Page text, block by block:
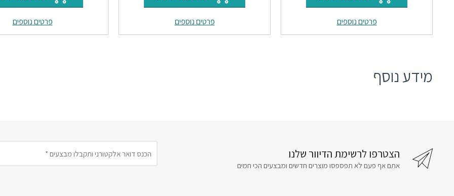
היה:
₪92.
הוא:
₪73.
פרטים נוספים
היה:
₪397.
הוא:
₪317.
פרטים נוספים
היה:
₪92.
פרטים נוספים
מידע נוסף
הצטרפו לרשימת הדיוור שלנו
אתם אף פעם לא תפספסו מוצרים חדשים ומבצעים הכי חמים